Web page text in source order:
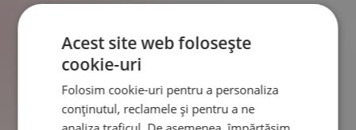
Acest site web folosește
cookie-uri
Folosim cookie-uri pentru a personaliza
conținutul, reclamele și pentru a ne